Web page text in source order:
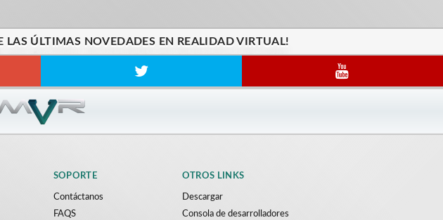
LAS ÚLTIMAS NOVEDADES EN REALIDAD VIRTUAL!
SOPORTE
Contáctanos
FAQS
OTROS LINKS
Descargar
Consola de desarrolladores